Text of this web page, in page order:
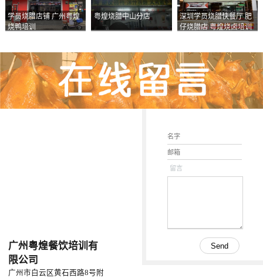
学员烧腊店铺 广州粤煌
烧鸭培训
粤煌烧腊中山分店
深圳学员烧腊快餐厅 肥
仔烧腊店 粤煌烧卤培训
广州粤煌餐饮培训有
限公司
广州市白云区黄石西路8号附
留言